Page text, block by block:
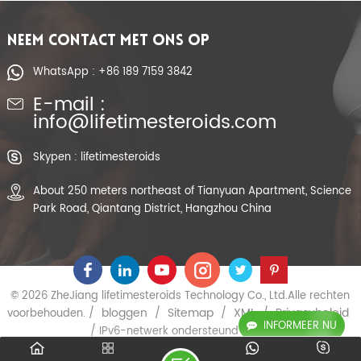
INFORMEER NU
NEEM CONTACT MET ONS OP
WhatsApp : +86 189 7159 3842
E-mail :
info@lifetimesteroids.com
Skypen : lifetimesteroids
About 250 meters northeast of Tianyuan Apartment, Science
Park Road, Qiantang District, Hangzhou China
© 2026 ZheJiang lifetimesteroids Technology Co., Ltd.Alle rechten
voorbehouden. / bloggen / Sitemap / XML / Privacybeleid
/ IPv6-netwerk ondersteund